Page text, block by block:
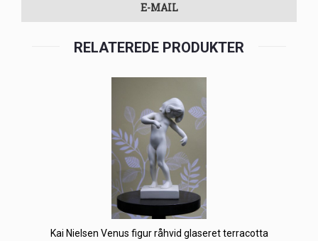
E-MAIL
RELATEREDE PRODUKTER
Kai Nielsen Venus figur råhvid glaseret terracotta